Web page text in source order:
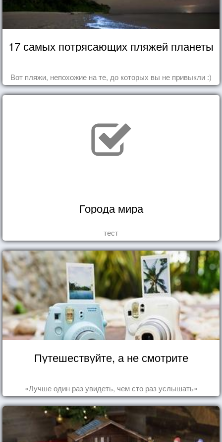
17 самых потрясающих пляжей планеты
Вот пляжи, непохожие на те, до которых вы не привыкли :)
Города мира
тест
Путешествуйте, а не смотрите
«Лучше один раз увидеть, чем сто раз услышать»